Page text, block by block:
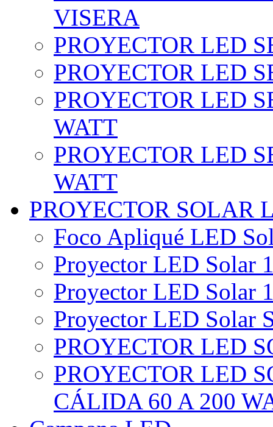
VISERA
PROYECTOR LED
PROYECTOR LED
PROYECTOR LED
WATT
PROYECTOR LED
WATT
PROYECTOR SOLAR
Foco Apliqué LED
Proyector LED Solar
Proyector LED Solar
Proyector LED Solar
PROYECTOR LED
PROYECTOR LED
CÁLIDA 60 A 200